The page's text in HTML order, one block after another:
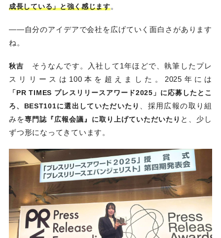
成長している」と強く感じます。
――自分のアイデアで会社を広げていく面白さがあります
ね。
秋吉
そうなんです。入社して1年ほどで、執筆したプレ
スリリースは100本を超えました。2025年には
「PR TIMES プレスリリースアワード2025」に応募したとこ
ろ、BEST101に選出していただいたり
、採用広報の取り組
みを専門誌『広報会議』に取り上げていただいたり と、少し
ずつ形になってきています。